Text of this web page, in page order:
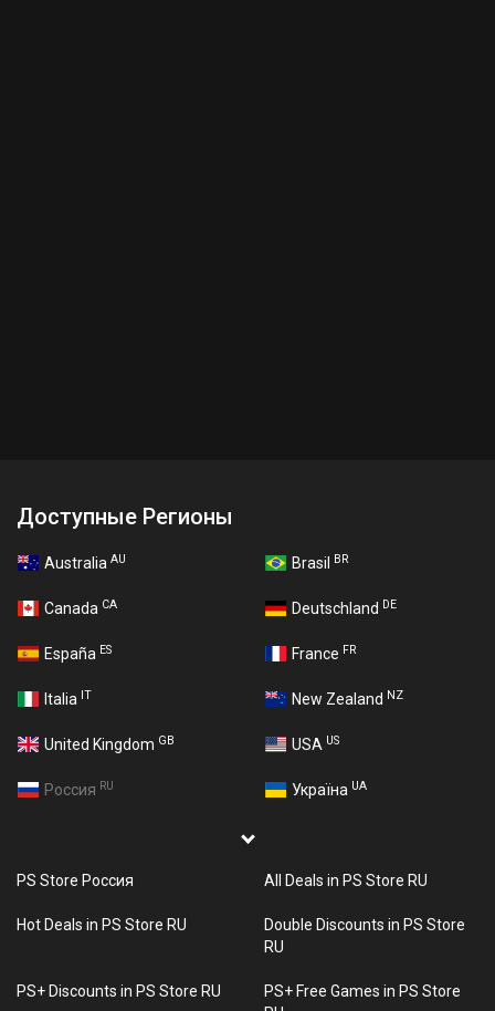
Доступные Регионы
Australia AU Brasil BR
Canada CA Deutschland DE
España ES France FR
Italia IT New Zealand NZ
United Kingdom GB USA US
Россия RU Україна UA
PS Store Россия All Deals in PS Store RU
Hot Deals in PS Store RU
Double Discounts in PS Store
RU
PS+ Discounts in PS Store RU
PS+ Free Games in PS Store